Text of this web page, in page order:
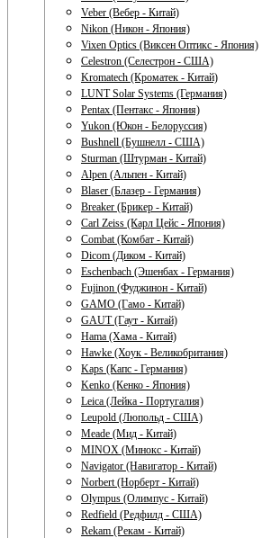
Veber (Вебер - Китай)
Nikon (Никон - Япония)
Vixen Optics (Виксен Оптикс - Япония)
Celestron (Селестрон - США)
Kromatech (Кроматек - Китай)
LUNT Solar Systems (Германия)
Pentax (Пентакс - Япония)
Yukon (Юкон - Белоруссия)
Bushnell (Бушнелл - США)
Sturman (Штурман - Китай)
Alpen (Альпен - Китай)
Blaser (Блазер - Германия)
Breaker (Брикер - Китай)
Carl Zeiss (Карл Цейс - Япония)
Combat (Комбат - Китай)
Dicom (Диком - Китай)
Eschenbach (Эшенбах - Германия)
Fujinon (Фуджинон - Китай)
GAMO (Гамо - Китай)
GAUT (Гаут - Китай)
Hama (Хама - Китай)
Hawke (Хоук - Великобритания)
Kaps (Капс - Германия)
Kenko (Кенко - Япония)
Leica (Лейка - Португалия)
Leupold (Люпольд - США)
Meade (Мид - Китай)
MINOX (Минокс - Китай)
Navigator (Навигатор - Китай)
Norbert (Норберт - Китай)
Olympus (Олимпус - Китай)
Redfield (Редфилд - США)
Rekam (Рекам - Китай)